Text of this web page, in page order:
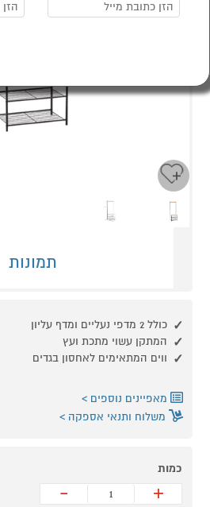
Previous
תמונות
כולל 2 מדפי נעליים ומדף עליון
המתקן עשוי מתכת ועץ
ווים המתאימים לאחסון בגדים
מאפיינים נוספים
משלוח ותנאי אספקה
כמות
+
-